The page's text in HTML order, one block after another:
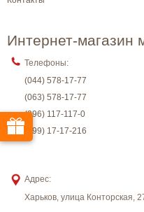
Интернет-магазин
Телефоны:
(044) 578-17-77
(063) 578-17-77
(096) 117-117-0
(099) 17-17-216
Адрес:
Харьков, улица Конторская,